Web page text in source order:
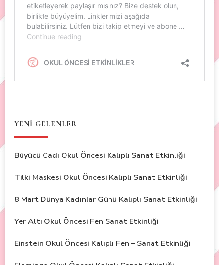
YENİ GELENLER
Büyücü Cadı Okul Öncesi Kalıplı Sanat Etkinliği
Tilki Maskesi Okul Öncesi Kalıplı Sanat Etkinliği
8 Mart Dünya Kadınlar Günü Kalıplı Sanat Etkinliği
Yer Altı Okul Öncesi Fen Sanat Etkinliği
Einstein Okul Öncesi Kalıplı Fen – Sanat Etkinliği